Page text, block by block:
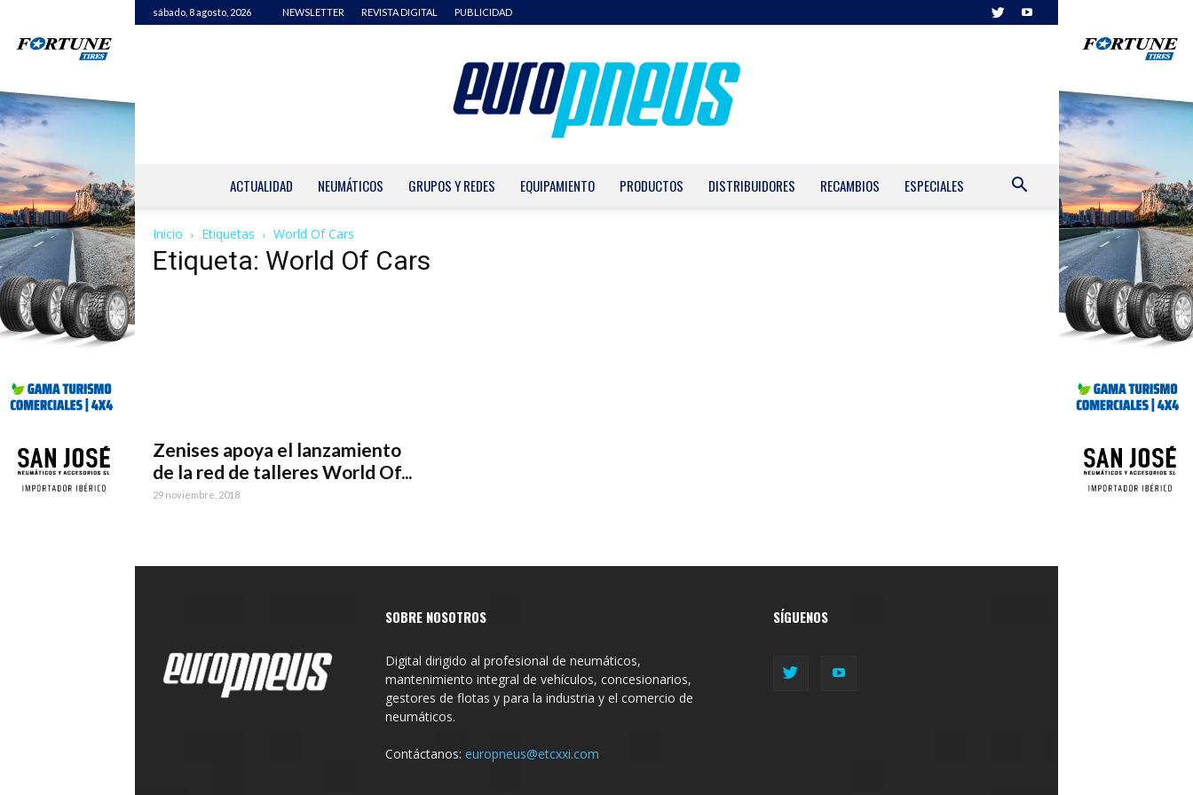
sábado, 8 agosto, 2026 NEWSLETTER REVISTA DIGITAL PUBLICIDAD
ACTUALIDAD NEUMÁTICOS GRUPOS Y REDES EQUIPAMIENTO PRODUCTOS DISTRIBUIDORES RECAMBIOS ESPECIALES
Inicio Etiquetas World Of Cars
Etiqueta: World Of Cars
Zenises apoya el lanzamiento
de la red de talleres World Of...
29 noviembre, 2018
SOBRE NOSOTROS
Digital dirigido al profesional de neumáticos,
mantenimiento integral de vehículos, concesionarios,
gestores de flotas y para la industria y el comercio de
neumáticos.
Contáctanos: europneus@etcxxi.com
SÍGUENOS